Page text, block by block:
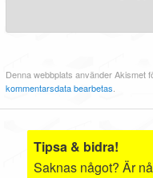
Denna webbplats använder Akismet
kommentarsdata bearbetas
Tipsa & bidra!
Saknas något? Är